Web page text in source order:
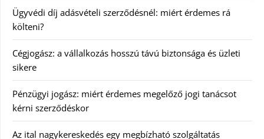
Ügyvédi díj adásvételi szerződésnél: miért érdemes rá
költeni?
Cégjogász: a vállalkozás hosszú távú biztonsága és üzleti
sikere
Pénzügyi jogász: miért érdemes megelőző jogi tanácsot
kérni szerződéskor
Az ital nagykereskedés egy megbízható szolgáltatás